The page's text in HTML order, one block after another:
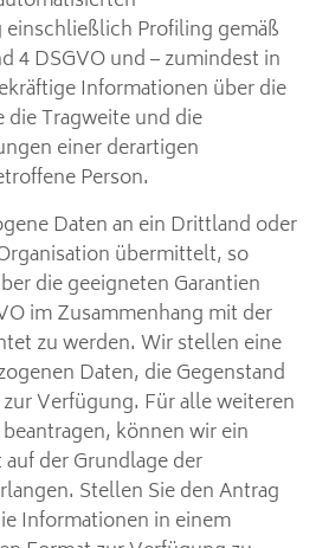
Profiling gemäß
4 DSGVO und – zumindest in
Informationen über die
Tragweite und die
einer derartigen
Person.
Daten an ein Drittland oder
übermittelt, so
die geeigneten Garantien
im Zusammenhang mit der
zu werden. Wir stellen eine
Daten, die Gegenstand
Verfügung. Für alle weiteren
können wir ein
der Grundlage der
Stellen Sie den Antrag
Informationen in einem